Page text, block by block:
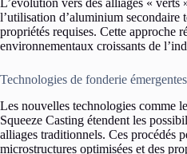
L’évolution vers des alliages « verts
l’utilisation d’aluminium secondaire
propriétés requises. Cette approche
environnementaux croissants de
Technologies de fonderie émergentes
Les nouvelles technologies comme
Squeeze Casting étendent les
alliages traditionnels. Ces procédés
microstructures optimisées et des